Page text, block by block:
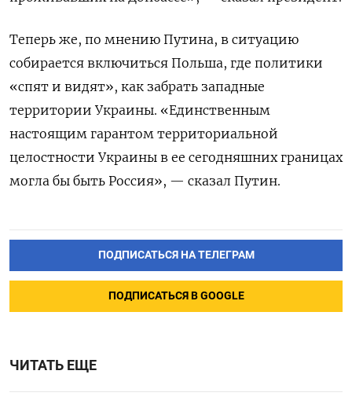
Теперь же, по мнению Путина, в ситуацию
собирается включиться Польша, где политики
«спят и видят», как забрать западные
территории Украины. «Единственным
настоящим гарантом территориальной
целостности Украины в ее сегодняшних границах
могла бы быть Россия», — сказал Путин.
ПОДПИСАТЬСЯ НА ТЕЛЕГРАМ
ПОДПИСАТЬСЯ В GOOGLE
ЧИТАТЬ ЕЩЕ